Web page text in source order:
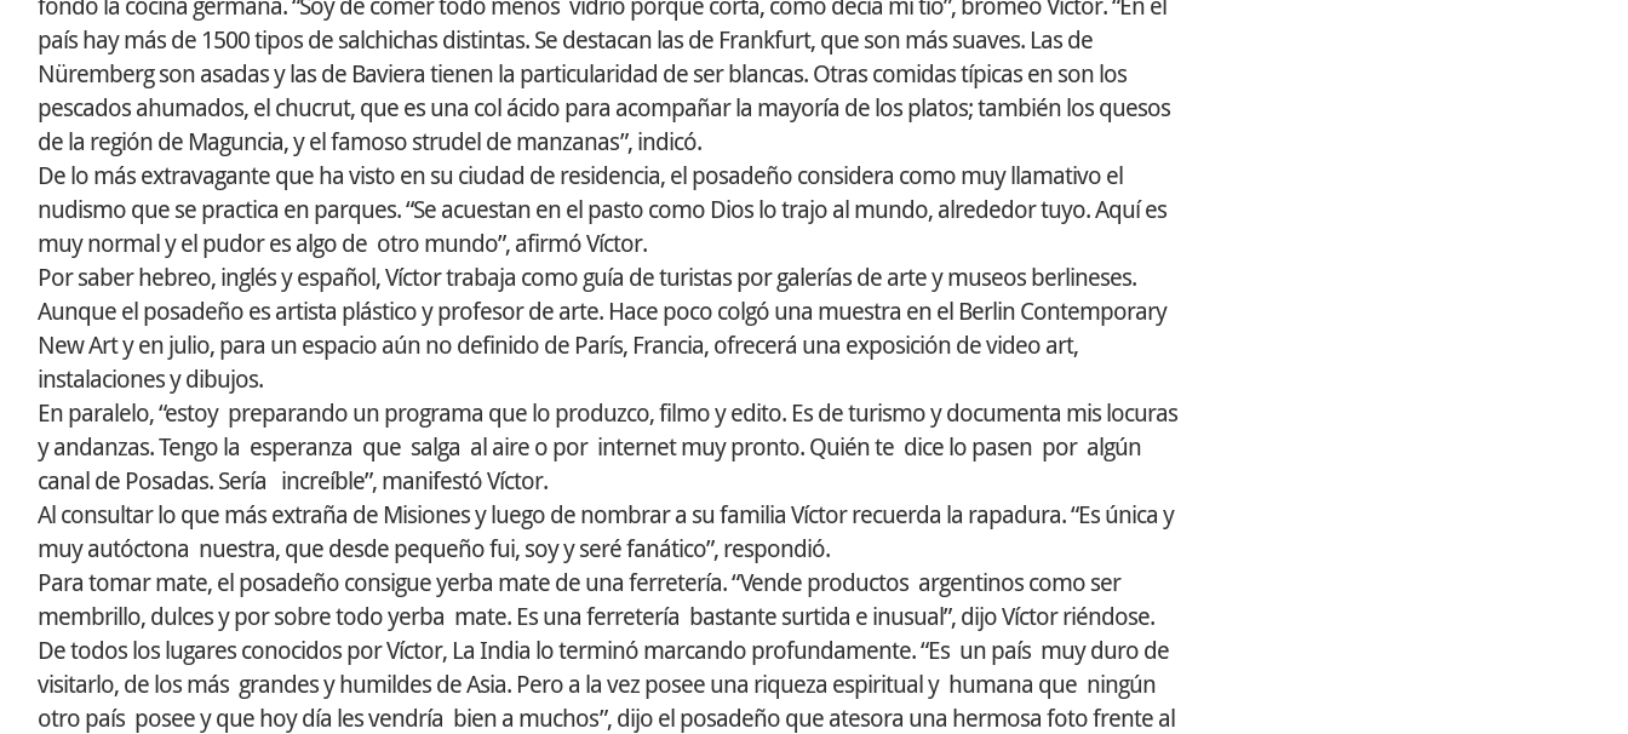
país hay más de 1500 tipos de salchichas distintas. Se destacan las de Frankfurt, que son más suaves. Las de
Nüremberg son asadas y las de Baviera tienen la particularidad de ser blancas. Otras comidas típicas en son los
pescados ahumados, el chucrut, que es una col ácido para acompañar la mayoría de los platos; también los quesos
de la región de Maguncia, y el famoso strudel de manzanas”, indicó.
De lo más extravagante que ha visto en su ciudad de residencia, el posadeño considera como muy llamativo el
nudismo que se practica en parques. “Se acuestan en el pasto como Dios lo trajo al mundo, alrededor tuyo. Aquí es
muy normal y el pudor es algo de otro mundo”, afirmó Víctor.
Por saber hebreo, inglés y español, Víctor trabaja como guía de turistas por galerías de arte y museos berlineses.
Aunque el posadeño es artista plástico y profesor de arte. Hace poco colgó una muestra en el Berlin Contemporary
New Art y en julio, para un espacio aún no definido de París, Francia, ofrecerá una exposición de video art,
instalaciones y dibujos.
En paralelo, “estoy preparando un programa que lo produzco, filmo y edito. Es de turismo y documenta mis locuras
y andanzas. Tengo la esperanza que salga al aire o por internet muy pronto. Quién te dice lo pasen por algún
canal de Posadas. Sería increíble”, manifestó Víctor.
Al consultar lo que más extraña de Misiones y luego de nombrar a su familia Víctor recuerda la rapadura. “Es única y
muy autóctona nuestra, que desde pequeño fui, soy y seré fanático”, respondió.
Para tomar mate, el posadeño consigue yerba mate de una ferretería. “Vende productos argentinos como ser
membrillo, dulces y por sobre todo yerba mate. Es una ferretería bastante surtida e inusual”, dijo Víctor riéndose.
De todos los lugares conocidos por Víctor, La India lo terminó marcando profundamente. “Es un país muy duro de
visitarlo, de los más grandes y humildes de Asia. Pero a la vez posee una riqueza espiritual y humana que ningún
otro país posee y que hoy día les vendría bien a muchos”, dijo el posadeño que atesora una hermosa foto frente al